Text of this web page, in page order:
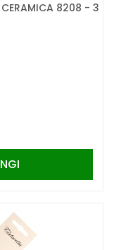
CERAMICA 8208 - 3